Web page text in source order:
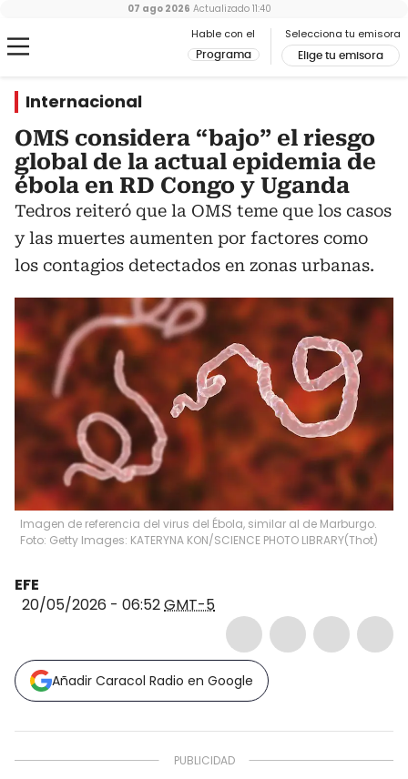
Hable con el
Programa
Selecciona tu emisora
Elige tu emisora
07 ago 2026 Actualizado 11:40
Internacional
OMS considera “bajo” el riesgo
global de la actual epidemia de
ébola en RD Congo y Uganda
Tedros reiteró que la OMS teme que los casos
y las muertes aumenten por factores como
los contagios detectados en zonas urbanas.
Imagen de referencia del virus del Ébola, similar al de Marburgo.
Foto: Getty Images: KATERYNA KON/SCIENCE PHOTO LIBRARY(Thot)
EFE
20/05/2026 - 06:52GMT-5
Añadir Caracol Radio en Google